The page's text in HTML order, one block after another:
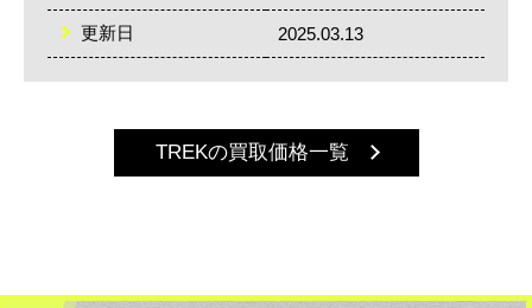
更新日 2025.03.13
TREKの買取価格一覧